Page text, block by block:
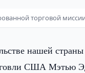
торговой
нашей
США Мэтью